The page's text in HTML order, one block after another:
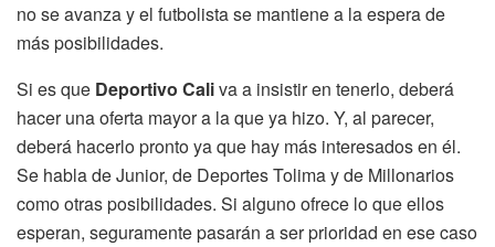
no se avanza y el futbolista se mantiene a la espera de
más posibilidades.
Si es que Deportivo Caliva a insistir en tenerlo, deberá
hacer una oferta mayor a la que ya hizo. Y, al parecer,
deberá hacerlo pronto ya que hay más interesados en él.
Se habla de Junior, de Deportes Tolima y de Millonarios
como otras posibilidades. Si alguno ofrece lo que ellos
esperan, seguramente pasarán a ser prioridad en ese caso